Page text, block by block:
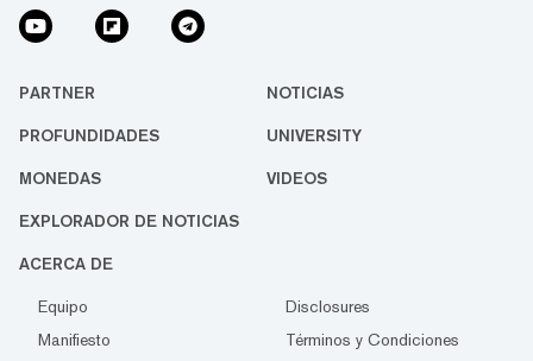
PARTNER NOTICIAS
PROFUNDIDADES UNIVERSITY
MONEDAS VIDEOS
EXPLORADOR DE NOTICIAS
ACERCA DE
Equipo
Disclosures
Manifiesto
Términos y Condiciones